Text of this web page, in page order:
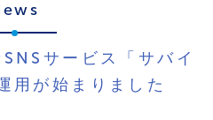
サービス「サバイ
用が始まりました